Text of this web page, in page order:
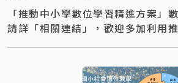
「推動中小學數位學習精進方案」
請詳「相關連結」，歡迎多加利用推